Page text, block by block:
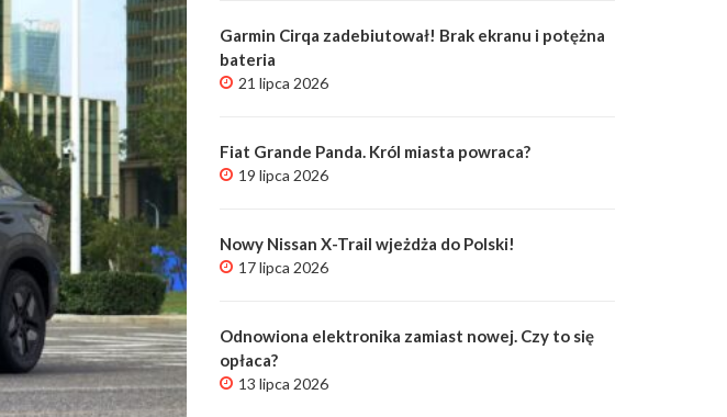
Garmin Cirqa zadebiutował! Brak ekranu i potężna
bateria
21 lipca 2026
Fiat Grande Panda. Król miasta powraca?
19 lipca 2026
Nowy Nissan X-Trail wjeżdża do Polski!
17 lipca 2026
Odnowiona elektronika zamiast nowej. Czy to się
opłaca?
13 lipca 2026